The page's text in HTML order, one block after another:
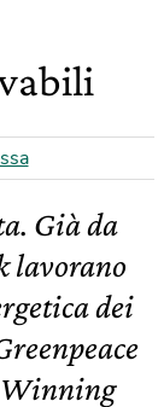
Già da
lavorano
dei
Winning